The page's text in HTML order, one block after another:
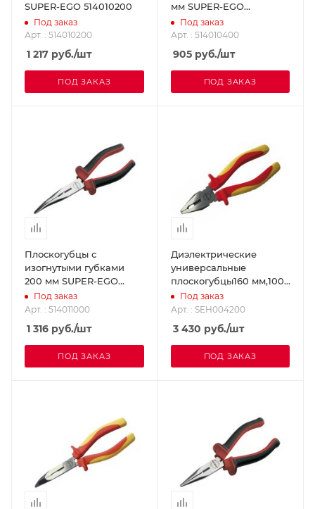
SUPER-EGO 514010200
Под заказ
Арт. : 514010200
1 217 руб./шт
ПОД ЗАКАЗ
мм SUPER-EGO
514010400
Под заказ
Арт. : 514010400
905руб./шт
ПОД ЗАКАЗ
Плоскогубцы с
изогнутыми губками
200 мм SUPER-EGO
514011000
Под заказ
Арт. : 514011000
1 316 руб./шт
ПОД ЗАКАЗ
Диэлектрические
универсальные
плоскогубцы160 мм,1000
В. SUPER-EGO
SEH004200
Под заказ
Арт. : SEH004200
3 430 руб./шт
ПОД ЗАКАЗ